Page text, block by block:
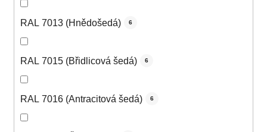
RAL 7013 (Hnědošedá) 6
RAL 7015 (Břidlicová šedá) 6
RAL 7016 (Antracitová šedá) 6